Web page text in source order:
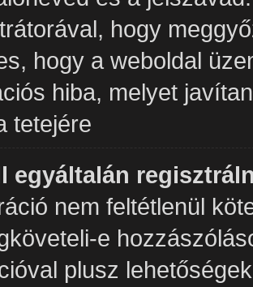
hogy
hogy a weboldal
hiba, melyet
tetejére
egyáltalán
nem feltétlenül
e
plusz